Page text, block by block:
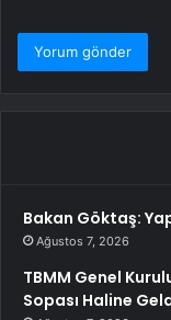
Bakan Göktaş:
Ağustos 7, 2026
TBMM Genel
Sopası Haline